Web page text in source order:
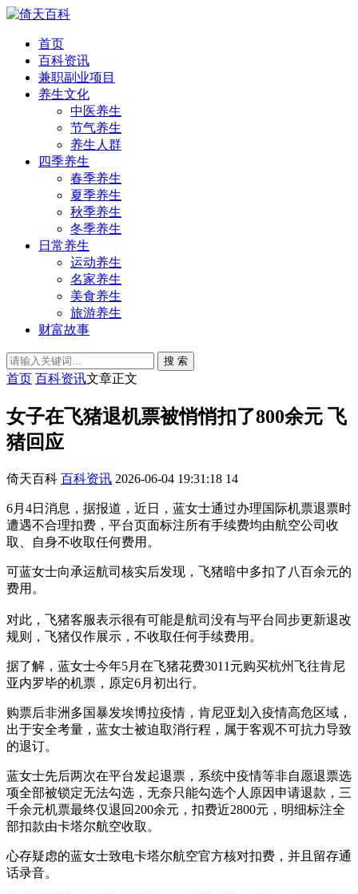
首页
百科资讯
兼职副业项目
养生文化
中医养生
节气养生
养生人群
四季养生
春季养生
夏季养生
秋季养生
冬季养生
日常养生
运动养生
名家养生
美食养生
旅游养生
财富故事
搜 索
首页 百科资讯文章正文
女子在飞猪退机票被悄悄扣了800余元 飞
猪回应
倚天百科 百科资讯 2026-06-04 19:31:18 14
6月4日消息，据报道，近日，蓝女士通过办理国际机票退票时
遭遇不合理扣费，平台页面标注所有手续费均由航空公司收
取、自身不收取任何费用。
可蓝女士向承运航司核实后发现，飞猪暗中多扣了八百余元的
费用。
对此，飞猪客服表示很有可能是航司没有与平台同步更新退改
规则，飞猪仅作展示，不收取任何手续费用。
据了解，蓝女士今年5月在飞猪花费3011元购买杭州飞往肯尼
亚内罗毕的机票，原定6月初出行。
购票后非洲多国暴发埃博拉疫情，肯尼亚划入疫情高危区域，
出于安全考量，蓝女士被迫取消行程，属于客观不可抗力导致
的退订。
蓝女士先后两次在平台发起退票，系统中疫情等非自愿退票选
项全部被锁定无法勾选，无奈只能勾选个人原因申请退款，三
千余元机票最终仅退回200余元，扣费近2800元，明细标注全
部扣款由卡塔尔航空收取。
心存疑虑的蓝女士致电卡塔尔航空官方核对扣费，并且留存通
话录音。